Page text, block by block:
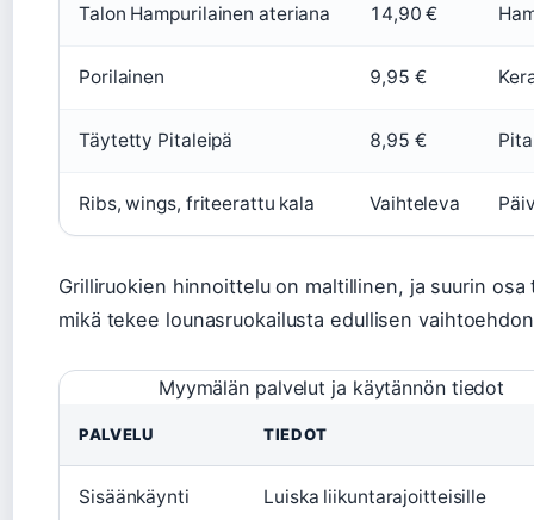
Talon Hampurilainen ateriana 14,90 €
Porilainen 9,95 €
Täytetty Pitaleipä 8,95 €
Ribs, wings, friteerattu kala Vaihteleva
Grilliruokien hinnoittelu on maltillinen, ja suurin
mikä tekee lounasruokailusta edullisen
Myymälän palvelut ja käytännön tiedot
PALVELU TIEDOT
Sisäänkäynti Luiska liikuntarajoitteisille